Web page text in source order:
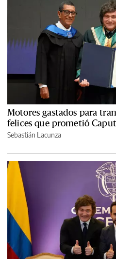
Motores gastados para
felices que prometió
Sebastián Lacunza